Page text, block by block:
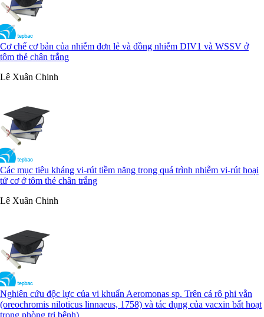
Cơ chế cơ bản của nhiễm đơn lẻ và đồng nhiễm DIV1 và WSSV ở
tôm thẻ chân trắng
Lê Xuân Chinh
Các mục tiêu kháng vi-rút tiềm năng trong quá trình nhiễm vi-rút hoại
tử cơ ở tôm thẻ chân trắng
Lê Xuân Chinh
Nghiên cứu độc lực của vi khuẩn Aeromonas sp. Trên cá rô phi vằn
(oreochromis niloticus linnaeus, 1758) và tác dụng của vacxin bất hoạt